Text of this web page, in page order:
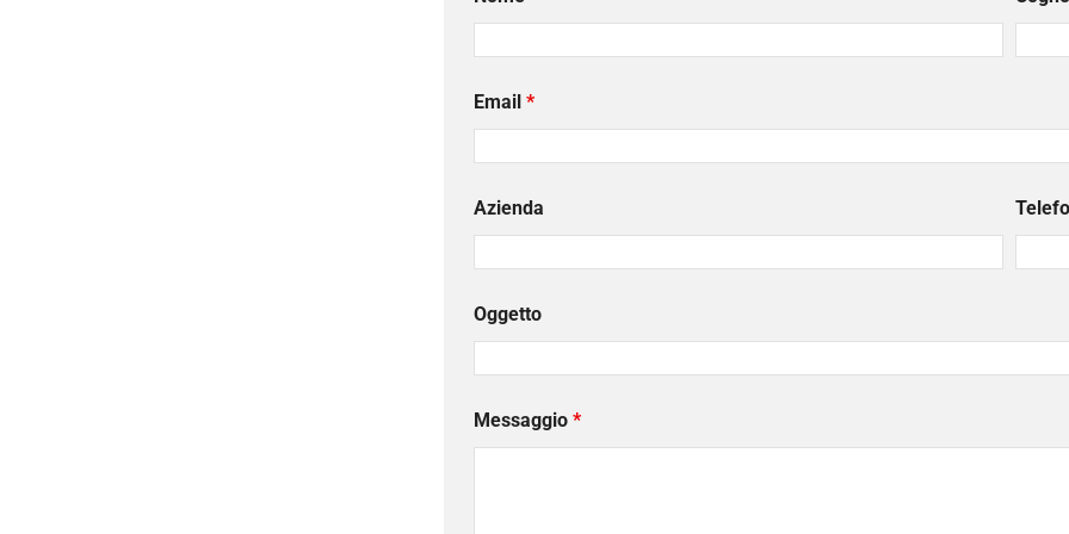
Email *
Azienda
Oggetto
Messaggio *